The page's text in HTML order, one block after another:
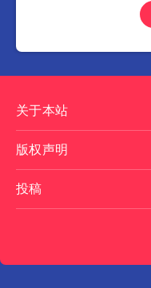
关于本站
版权声明
投稿